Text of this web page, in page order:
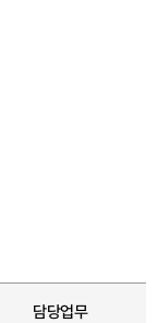
담당업무